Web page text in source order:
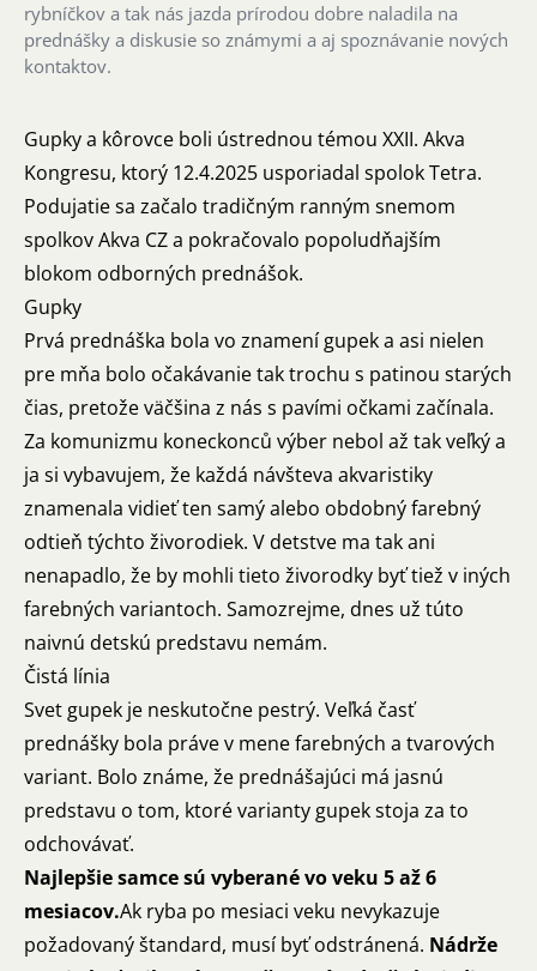
rybníčkov a tak nás jazda prírodou dobre naladila na
prednášky a diskusie so známymi a aj spoznávanie nových
kontaktov.
Gupky a kôrovce boli ústrednou témou XXII. Akva
Kongresu, ktorý 12.4.2025 usporiadal spolok Tetra.
Podujatie sa začalo tradičným ranným snemom
spolkov Akva CZ a pokračovalo popoludňajším
blokom odborných prednášok.
Gupky
Prvá prednáška bola vo znamení gupek a asi nielen
pre mňa bolo očakávanie tak trochu s patinou starých
čias, pretože väčšina z nás s pavími očkami začínala.
Za komunizmu koneckonců výber nebol až tak veľký a
ja si vybavujem, že každá návšteva akvaristiky
znamenala vidieť ten samý alebo obdobný farebný
odtieň týchto živorodiek. V detstve ma tak ani
nenapadlo, že by mohli tieto živorodky byť tiež v iných
farebných variantoch. Samozrejme, dnes už túto
naivnú detskú predstavu nemám.
Čistá línia
Svet gupek je neskutočne pestrý. Veľká časť
prednášky bola práve v mene farebných a tvarových
variant. Bolo známe, že prednášajúci má jasnú
predstavu o tom, ktoré varianty gupek stoja za to
odchovávať.
Najlepšie samce sú vyberané vo veku 5 až 6
mesiacov.Ak ryba po mesiaci veku nevykazuje
požadovaný štandard, musí byť odstránená. Nádrže